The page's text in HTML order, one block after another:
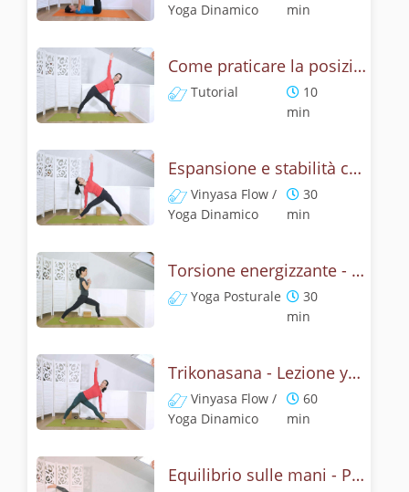
Yoga Dinamico
min
Come praticare la posizione del triangolo? Tutorial di Utthita e Privritta Trikonasana
Tutorial
10
min
Espansione e stabilità con la posizione del triangolo, Utthita Trikonasana
Vinyasa Flow /
Yoga Dinamico
30
min
Torsione energizzante - Lezione con la posizione del triangolo
Yoga Posturale
30
min
Trikonasana - Lezione yoga con la mitologia della posizione del triangolo
Vinyasa Flow /
Yoga Dinamico
60
min
Equilibrio sulle mani - Pratica con la posizione del corvo